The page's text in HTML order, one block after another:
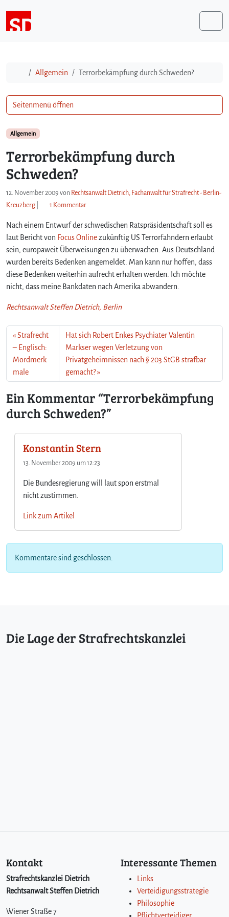
StartAllgemein Terrorbekämpfung durch Schweden?
Allgemein
Terrorbekämpfung durch
Schweden?
12. November 2009 von Rechtsanwalt Dietrich, Fachanwalt für Strafrecht - Berlin-
Kreuzberg
1 Kommentarz
T
e
r
r
b
k
m
u
n
d
u
r
S
c
w
Nach einem Entwurf der schwedischen Ratspräsidentschaft soll es
laut Bericht von Focus Onlinezukünftig US Terrorfahndern erlaubt
sein, europaweit Überweisungen zu überwachen. Aus Deutschland
wurden bereits Bedenken angemeldet. Man kann nur hoffen, dass
diese Bedenken weiterhin aufrecht erhalten werden. Ich möchte
nicht, dass meine Bankdaten nach Amerika abwandern.
Rechtsanwalt Steffen Dietrich, Berlin
Strafrecht
– Englisch:
Mordmerk
male
Hat sich Robert Enkes Psychiater Valentin
Markser wegen Verletzung von
Privatgeheimnissen nach § 203 StGB strafbar
gemacht?
Ein Kommentar “Terrorbekämpfung
durch Schweden?”
Konstantin Stern
13. November 2009 um 12:23
Die Bundesregierung will laut spon erstmal
nicht zustimmen.
Link zum Artikel
Kommentare sind geschlossen.
Seitenmenü öffnen
Die Lage der Strafrechtskanzlei
Kontakt
Strafrechtskanzlei Dietrich
Rechtsanwalt Steffen Dietrich
Wiener Straße 7
Interessante Themen
Links
Verteidigungsstrategie
Philosophie